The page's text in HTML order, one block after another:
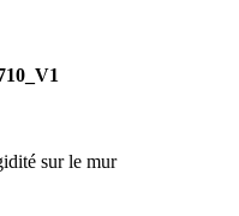
sur le mur